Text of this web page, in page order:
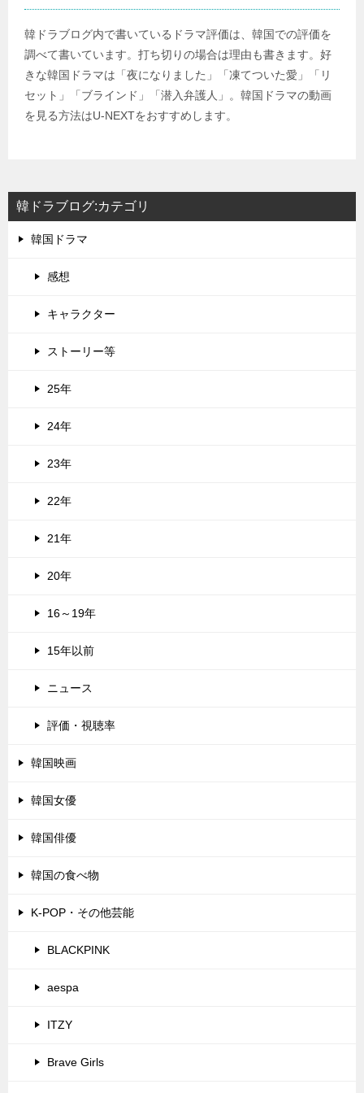
韓ドラブログ内で書いているドラマ評価は、韓国での評価を
調べて書いています。打ち切りの場合は理由も書きます。好
きな韓国ドラマは「夜になりました」「凍てついた愛」「リ
セット」「ブラインド」「潜入弁護人」。韓国ドラマの動画
を見る方法はU-NEXTをおすすめします。
韓ドラブログ:カテゴリ
韓国ドラマ
感想
キャラクター
ストーリー等
25年
24年
23年
22年
21年
20年
16～19年
15年以前
ニュース
評価・視聴率
韓国映画
韓国女優
韓国俳優
韓国の食べ物
K-POP・その他芸能
BLACKPINK
aespa
ITZY
Brave Girls